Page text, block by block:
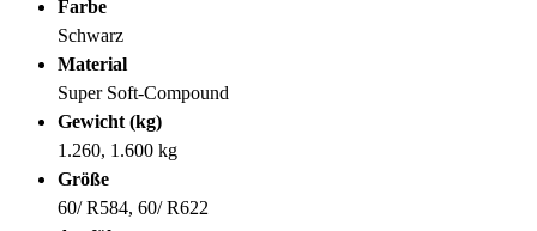
Farbe
Schwarz
Material
Super Soft-Compound
Gewicht (kg)
1.260, 1.600 kg
Größe
60/ R584, 60/ R622